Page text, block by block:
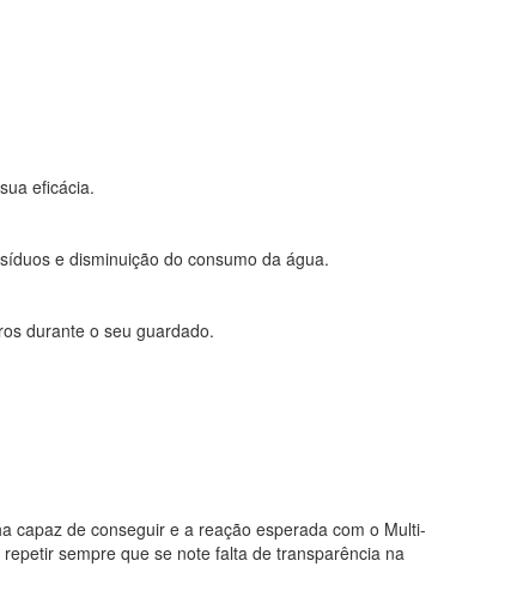
eficácia.
e disminuição do consumo da água.
durante o seu guardado.
capaz de conseguir e a reação esperada com o Multi-
sempre que se note falta de transparência na